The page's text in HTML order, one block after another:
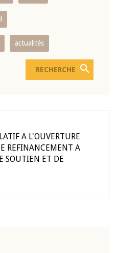
actualités
A L'OUVERTURE
REFINANCEMENT A
SOUTIEN ET DE